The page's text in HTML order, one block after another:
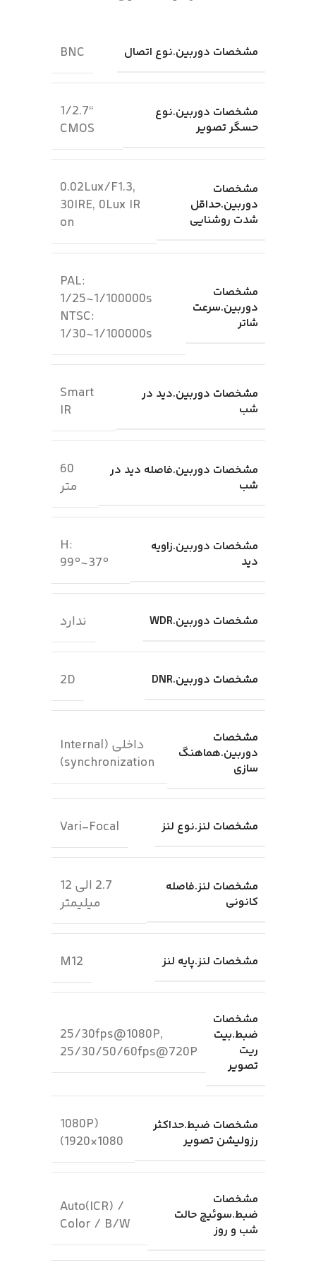
مشخصات دوربین.نوع اتصال BNC
مشخصات دوربین.نوع
حسگر تصویر
“1/2.7
CMOS
مشخصات
دوربین.حداقل
شدت روشنایی
0.02Lux/F1.3,
30IRE, 0Lux IR
on
مشخصات
دوربین.سرعت
شاتر
PAL:
1/25~1/100000s
NTSC:
1/30~1/100000s
مشخصات دوربین.دید در
شب
Smart
IR
مشخصات دوربین.فاصله دید در
شب
60
متر
مشخصات دوربین.زاویه
دید
H:
99º~37º
مشخصات دوربین.WDR ندارد
مشخصات دوربین.DNR 2D
مشخصات
دوربین.هماهنگ
سازی
داخلی (Internal
synchronization)
مشخصات لنز.نوع لنز Vari-Focal
مشخصات لنز.فاصله
کانونی
2.7 الی 12
میلیمتر
مشخصات لنز.پایه لنز M12
مشخصات
ضبط.بیت
ریت
تصویر
25/30fps@1080P,
25/30/50/60fps@720P
مشخصات ضبط.حداکثر
رزولیشن تصویر
(1080P
(1920×1080
مشخصات
ضبط.سوئیچ حالت
شب و روز
Auto(ICR) /
Color / B/W